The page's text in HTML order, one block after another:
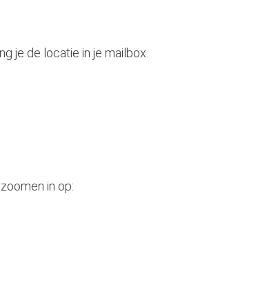
je de locatie in je mailbox.
in op: